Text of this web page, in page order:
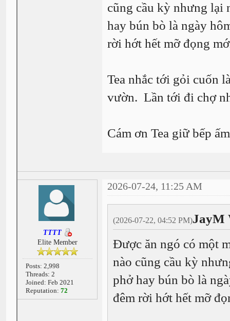
cũng cầu kỳ nhưng
hay bún bò là ngày
rời hớt hết mỡ đọng
Tea nhắc tới gỏi cuốn
vườn. Lần tới đi chợ
Cám ơn Tea giữ bếp
TTTT
Elite Member
Posts: 2,998
Threads: 2
Joined: Feb 2021
Reputation: 72
2026-07-24, 11:25 AM
(2026-07-22, 04:52 PM)JayM
Được ăn ngó có một
nào cũng cầu kỳ
phở hay bún bò là
đêm rời hớt hết mỡ